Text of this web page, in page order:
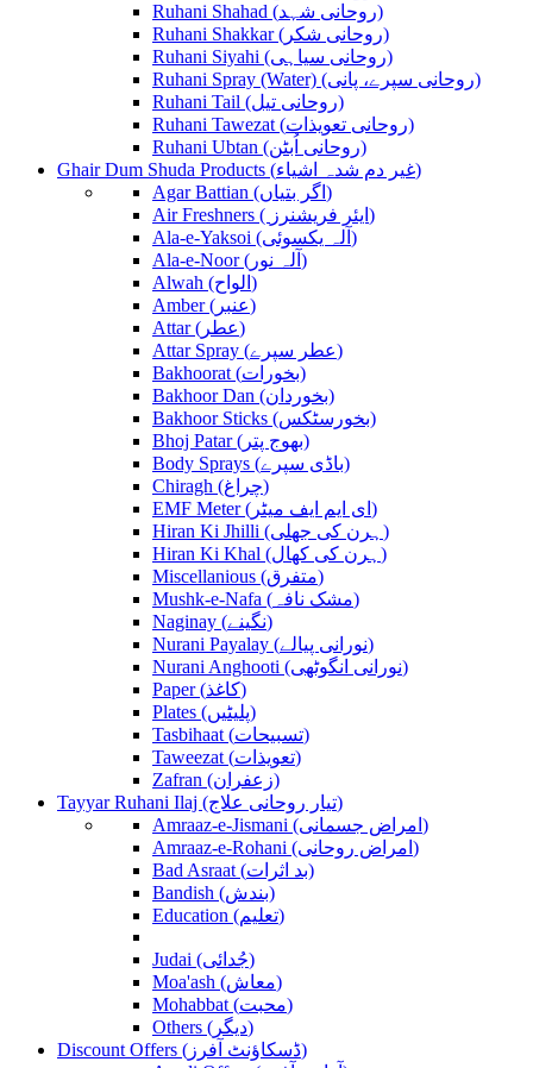
Ruhani Shahad (روحانی شہد)
Ruhani Shakkar (روحانی شکر)
Ruhani Siyahi (روحانی سیاہی)
Ruhani Spray (Water) (روحانی سپرے، پانی)
Ruhani Tail (روحانی تیل)
Ruhani Tawezat (روحانی تعویذات)
Ruhani Ubtan (روحانی اُبٹن)
Ghair Dum Shuda Products (غیر دم شدہ اشیاء)
Agar Battian (اگر بتیاں)
Air Freshners ( ایئر فریشنرز)
Ala-e-Yaksoi (آلہ یکسوئی)
Ala-e-Noor (آلہ نور)
Alwah (الواح)
Amber (عنبر)
Attar (عطر)
Attar Spray (عطر سپرے)
Bakhoorat (بخورات)
Bakhoor Dan (بخوردان)
Bakhoor Sticks (بخورسٹکس)
Bhoj Patar (بھوج پتر)
Body Sprays (باڈی سپرے)
Chiragh (چراغ)
EMF Meter (ای ایم ایف میٹر)
Hiran Ki Jhilli (ہرن کی جھلی)
Hiran Ki Khal (ہرن کی کھال)
Miscellanious (متفرق)
Mushk-e-Nafa (مشک نافہ)
Naginay (نگینے)
Nurani Payalay (نورانی پیالے)
Nurani Anghooti (نورانی انگوٹھی)
Paper (کاغذ)
Plates (پلیٹیں)
Tasbihaat (تسبیحات)
Taweezat (تعویذات)
Zafran (زعفران)
Tayyar Ruhani Ilaj (تیار روحانی علاج)
Amraaz-e-Jismani (امراض جسمانی)
Amraaz-e-Rohani (امراض روحانی)
Bad Asraat (بد اثرات)
Bandish (بندش)
Education (تعلیم)
Judai (جُدائی)
Moa'ash (معاش)
Mohabbat (محبت)
Others (دیگر)
Discount Offers (ڈسکاؤنٹ آفرز)